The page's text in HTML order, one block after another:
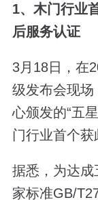
1、木门行业
后服务认证
3月18日，在
级发布会现场
心颁发的“五
门行业首个获
据悉，为达成
家标准GB/